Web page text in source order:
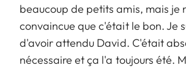
beaucoup de petits amis, mais je
convaincue que c'était le bon. Je
d'avoir attendu David. C'était
nécessaire et ça l'a toujours été.